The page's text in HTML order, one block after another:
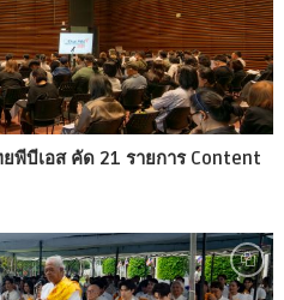
ยพีบีเอส คัด 21 รายการ Content